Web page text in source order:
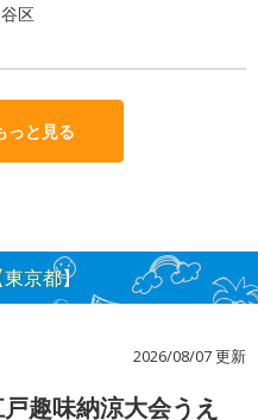
区
っと見る
京都】
2026/08/07 更新
趣味納涼大会うえ